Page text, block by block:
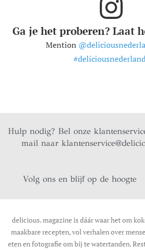
Ga je het proberen? Laat
Mention
Hulp nodig? Bel onze
mail naar
Volg ons en blijf op de hoogte
delicious. magazine is dáár waar het om
maakbare recepten, vol verhalen over
eten en fotografie om bij te watertanden.